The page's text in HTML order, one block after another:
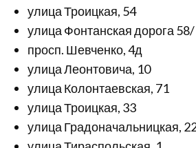
улица Троицкая, 54
улица Фонтанская дорога
просп. Шевченко, 4д
улица Леонтовича, 10
улица Колонтаевская, 71
улица Троицкая, 33
улица Градоначальницкая,